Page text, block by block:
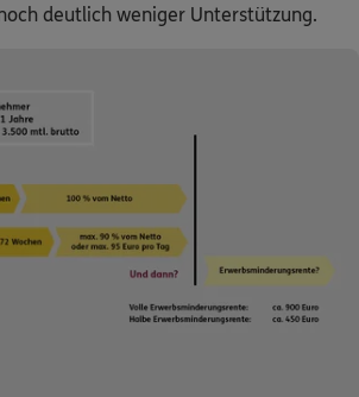
deutlich weniger Unterstützung.